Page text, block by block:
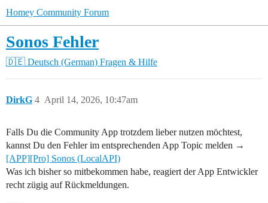
Homey Community Forum
Sonos Fehler
🇩🇪 Deutsch (German) Fragen & Hilfe
DirkG April 14, 2026, 10:47am
4
Falls Du die Community App trotzdem lieber nutzen möchtest,
kannst Du den Fehler im entsprechenden App Topic melden →
[APP][Pro] Sonos (LocalAPI)
Was ich bisher so mitbekommen habe, reagiert der App Entwickler
recht zügig auf Rückmeldungen.